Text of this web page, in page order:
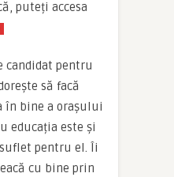
puteți accesa
candidat pentru
să facă
în bine a orașului
educația este și
pentru el. Îi
cu bine prin